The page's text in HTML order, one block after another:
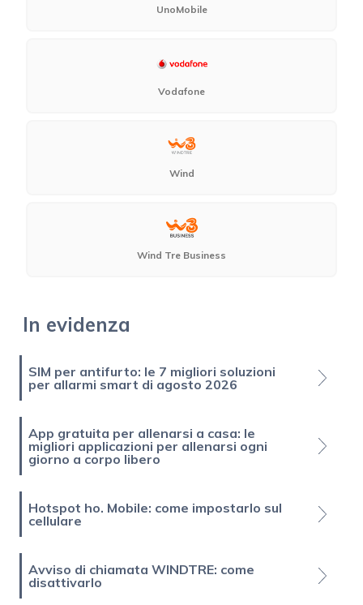
UnoMobile
Vodafone
Wind
Wind Tre Business
In evidenza
SIM per antifurto: le 7 migliori soluzioni
per allarmi smart di agosto 2026
App gratuita per allenarsi a casa: le
migliori applicazioni per allenarsi ogni
giorno a corpo libero
Hotspot ho. Mobile: come impostarlo sul
cellulare
Avviso di chiamata WINDTRE: come
disattivarlo